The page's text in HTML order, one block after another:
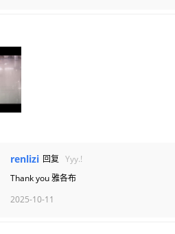
renlizi 回复 Yyy.!
Thank you 雅各布
2025-10-11